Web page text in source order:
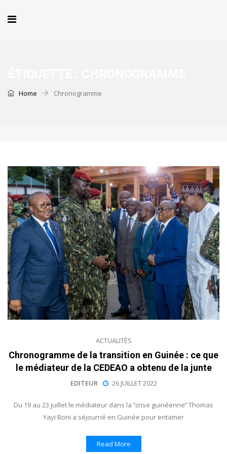
Home Chronogramme
ACTUALITÉS
Chronogramme de la transition en Guinée : ce que
le médiateur de la CEDEAO a obtenu de la junte
EDITEUR 26 JUILLET 2022
Du 19 au 23 juillet le médiateur dans la ‘’crise guinéenne’’ Thomas
Yayi Boni a séjourné en Guinée pour entamer
Read More